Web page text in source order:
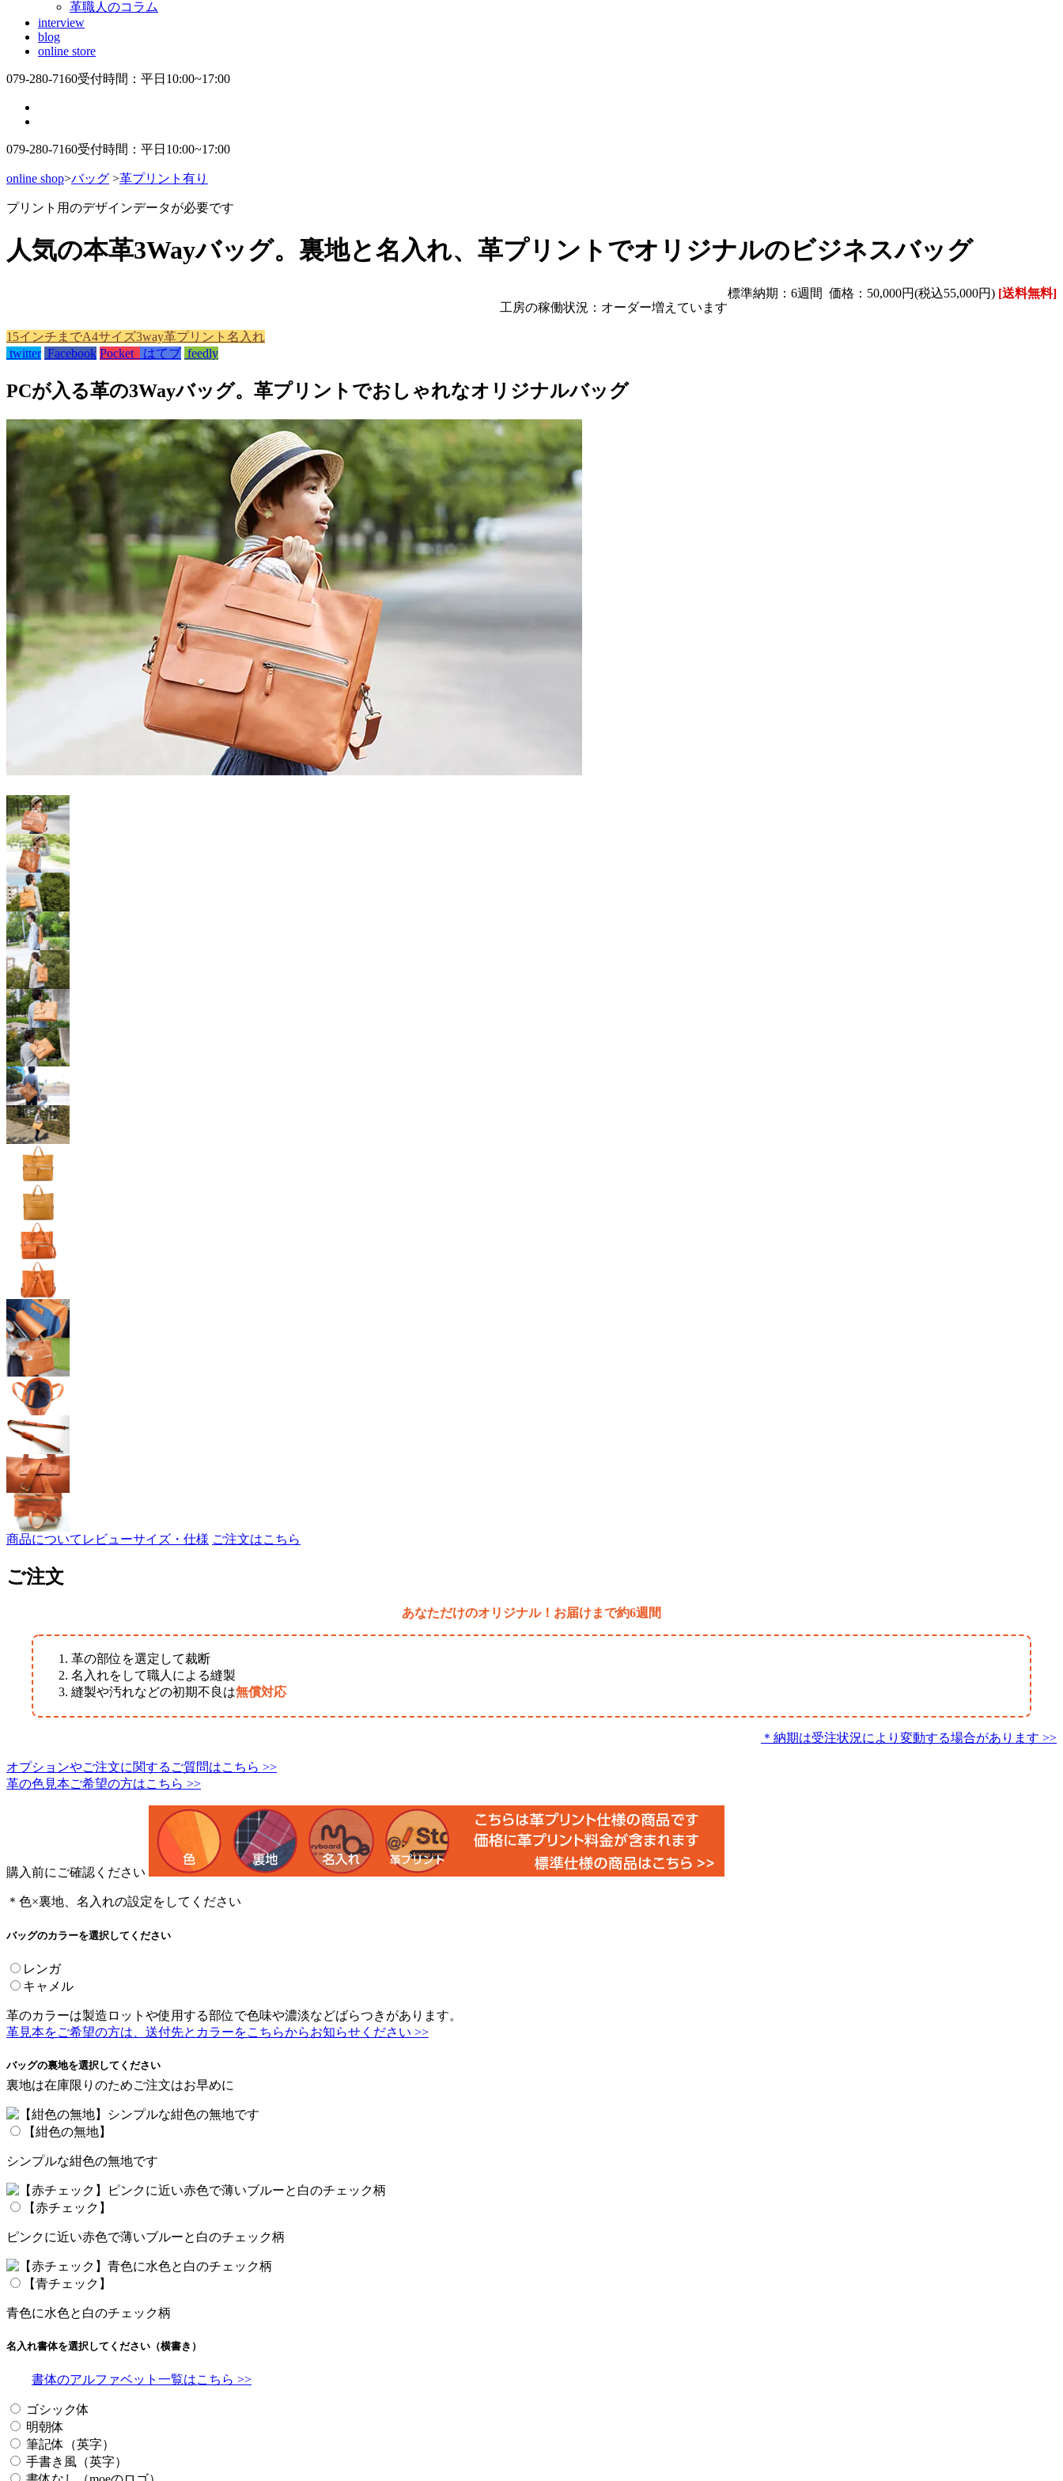
革職人のコラム
interview
blog
online store
079-280-7160受付時間：平日10:00~17:00
079-280-7160受付時間：平日10:00~17:00
online shop>バッグ >革プリント有り
プリント用のデザインデータが必要です
人気の本革3Wayバッグ。裏地と名入れ、革プリントでオリジナルのビジネスバッグ
価格：50,000円(税込55,000円) [送料無料]
標準納期：6週間
工房の稼働状況：オーダー増えています
15インチまでA4サイズ3way革プリント 名入れ
twitter Facebook Pocket はてブ feedly
PCが入る革の3Wayバッグ。革プリントでおしゃれなオリジナルバッグ
商品について レビューサイズ・仕様 ご注文はこちら
ご注文
あなただけのオリジナル！お届けまで約6週間
革の部位を選定して裁断
名入れをして職人による縫製
縫製や汚れなどの初期不良は無償対応
＊納期は受注状況により変動する場合があります >>
オプションやご注文に関するご質問はこちら >>
革の色見本ご希望の方はこちら >>
購入前にご確認ください
＊色×裏地、名入れの設定をしてください
バッグのカラーを選択してください
レンガ
キャメル
革のカラーは製造ロットや使用する部位で色味や濃淡などばらつきがあります。
革見本をご希望の方は、送付先とカラーをこちらからお知らせください >>
バッグの裏地を選択してください
裏地は在庫限りのためご注文はお早めに
【紺色の無地】
シンプルな紺色の無地です
【赤チェック】
ピンクに近い赤色で薄いブルーと白のチェック柄
【青チェック】
青色に水色と白のチェック柄
名入れ書体を選択してください（横書き）
書体のアルファベット一覧はこちら >>
ゴシック体
明朝体
筆記体（英字）
手書き風（英字）